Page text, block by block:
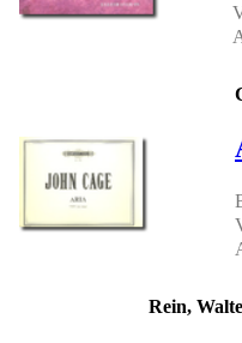
Rein,